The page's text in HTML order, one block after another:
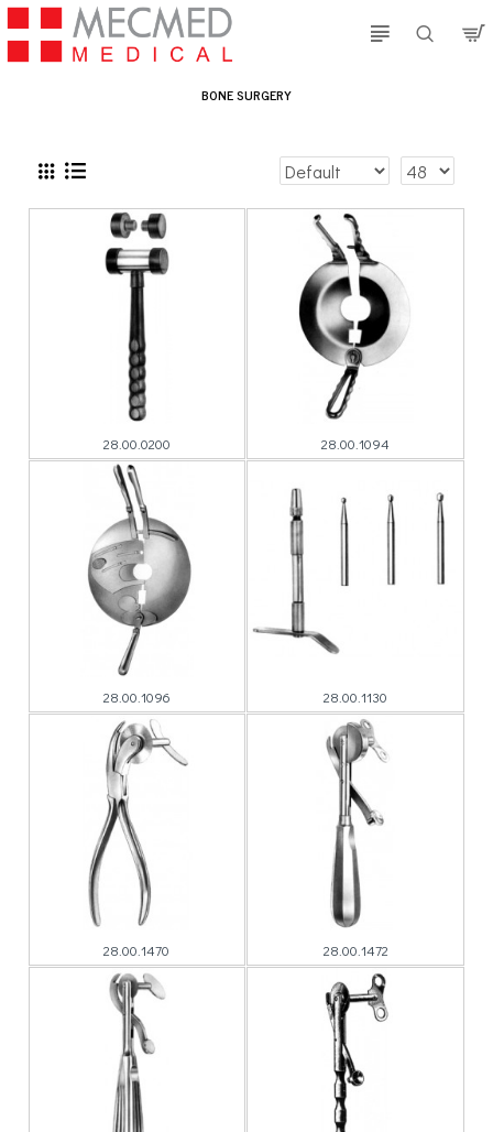
BONE SURGERY
28.00.0200 28.00.1094
28.00.1096 28.00.1130
28.00.1470 28.00.1472